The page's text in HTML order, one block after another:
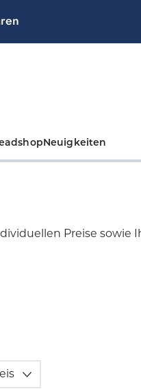
Neuigkeiten
Preise sowie